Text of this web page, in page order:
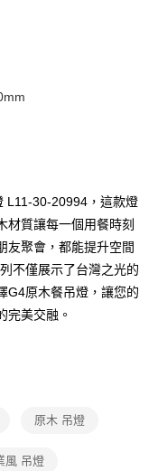
付方式。 讓您購物簡單
。
轉至「AFTEE先享後付」
成結帳。
易完成。
L11-30-20994，這款燈
材質讓每一個用餐時刻
友聚會，都能提升空間
不僅展示了台灣之光的
G4原木餐吊燈，讓您的
完美交融。
原木 吊燈
風 吊燈